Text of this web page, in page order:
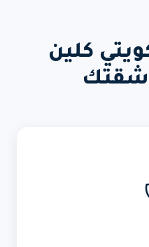
كلين
شقتك